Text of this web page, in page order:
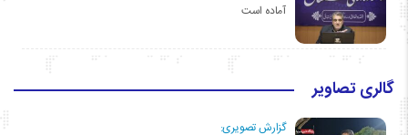
آماده است
گالری تصاویر
گزارش تصویری: